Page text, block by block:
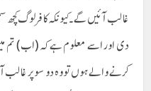
غالب آئیں گے۔ کیونکہ کافر لوگ کچھ
دی اور اسے معلوم ہے کہ (اب) تم
کرنے والے ہوں تو وہ دو سو پر غالب